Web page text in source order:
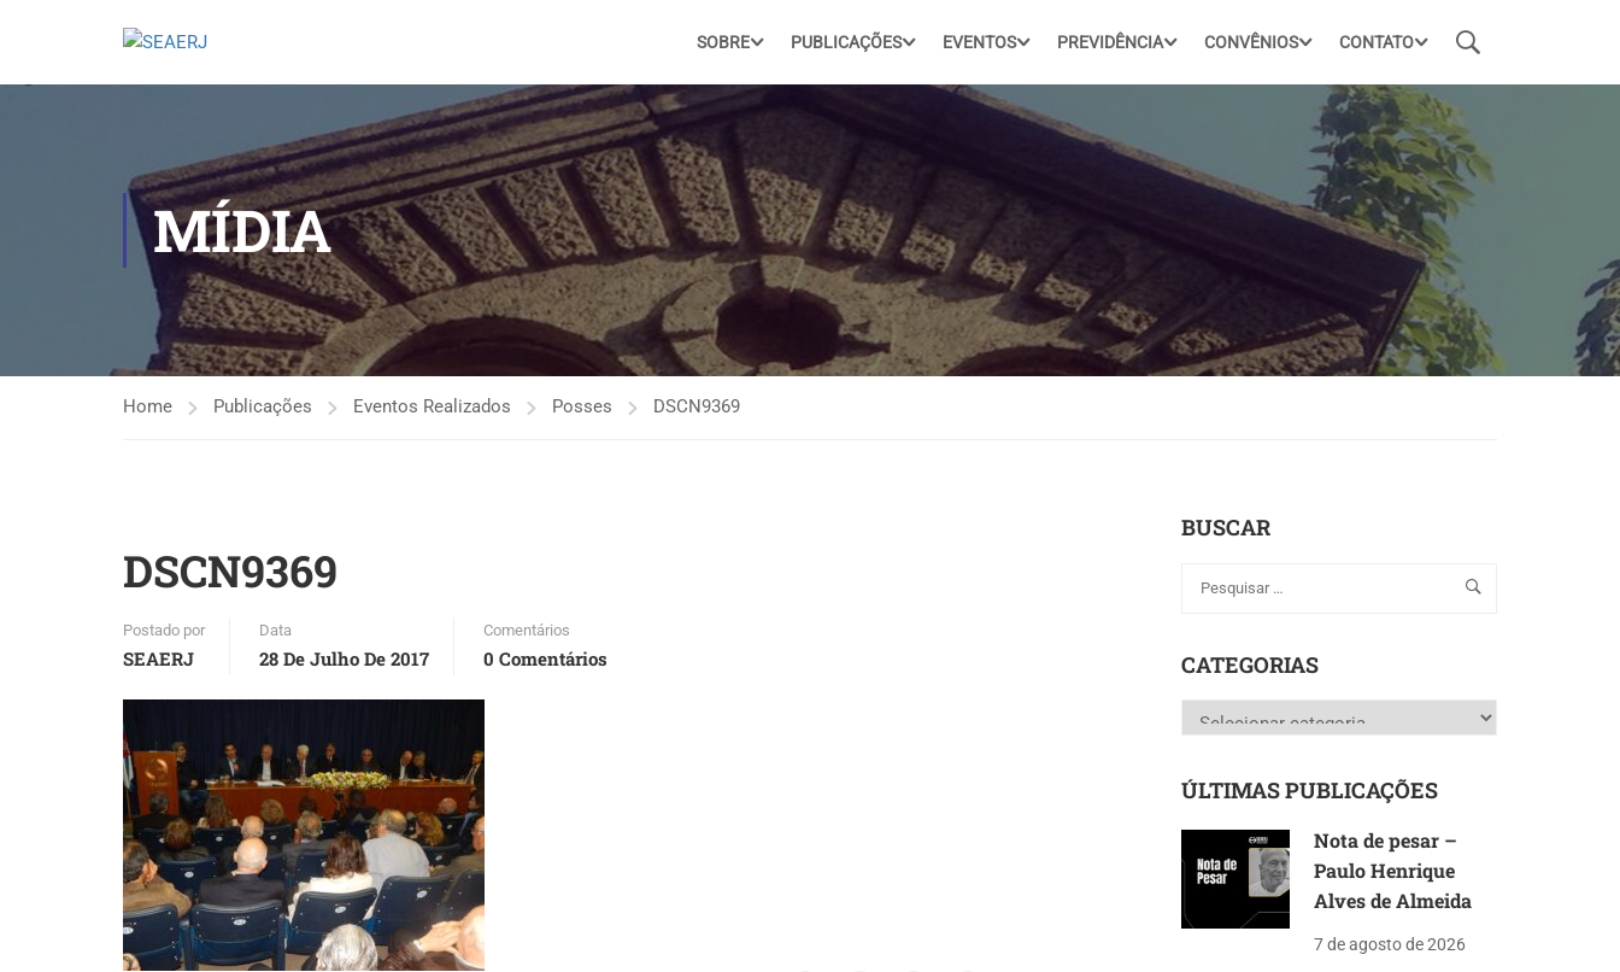
SOBRE PUBLICAÇÕES EVENTOS PREVIDÊNCIA CONVÊNIOS CONTATO
MÍDIA
Home Publicações Eventos Realizados Posses DSCN9369
DSCN9369
Postado por
SEAERJ
Data
28 De Julho De 2017
Comentários
0 Comentários
BUSCAR
CATEGORIAS
Categorias
ÚLTIMAS PUBLICAÇÕES
Nota de pesar –
Paulo Henrique
Alves de Almeida
7 de agosto de 2026